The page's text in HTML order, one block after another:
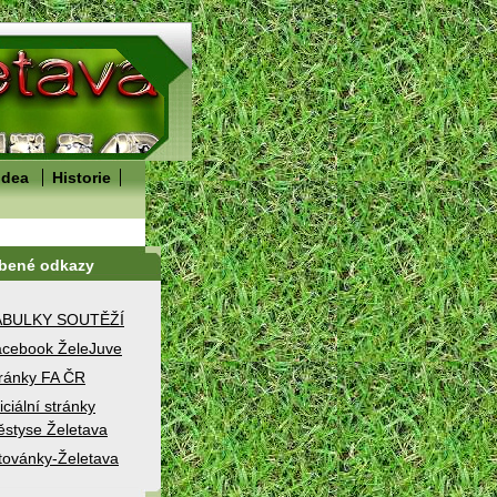
Historie
odkazy
SOUTĚŽÍ
ŽeleJuve
FA ČR
stránky
Želetava
Želetava